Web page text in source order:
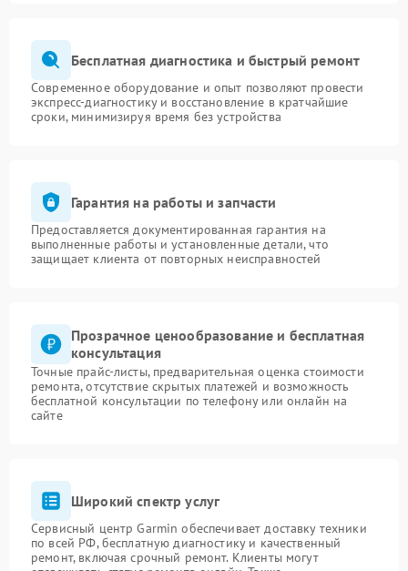
Бесплатная диагностика и быстрый ремонт
Современное оборудование и опыт позволяют провести
экспресс-диагностику и восстановление в кратчайшие
сроки, минимизируя время без устройства
Гарантия на работы и запчасти
Предоставляется документированная гарантия на
выполненные работы и установленные детали, что
защищает клиента от повторных неисправностей
Прозрачное ценообразование и бесплатная
консультация
Точные прайс-листы, предварительная оценка стоимости
ремонта, отсутствие скрытых платежей и возможность
бесплатной консультации по телефону или онлайн на
сайте
Широкий спектр услуг
Сервисный центр Garmin обеспечивает доставку техники
по всей РФ, бесплатную диагностику и качественный
ремонт, включая срочный ремонт. Клиенты могут